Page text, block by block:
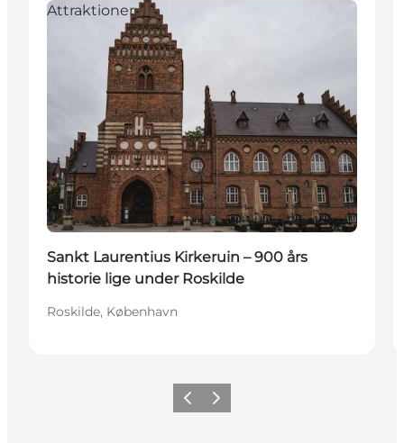
Attraktioner
Sankt Laurentius Kirkeruin – 900 års
historie lige under Roskilde
Roskilde, København
Forrige billede
Næste billede